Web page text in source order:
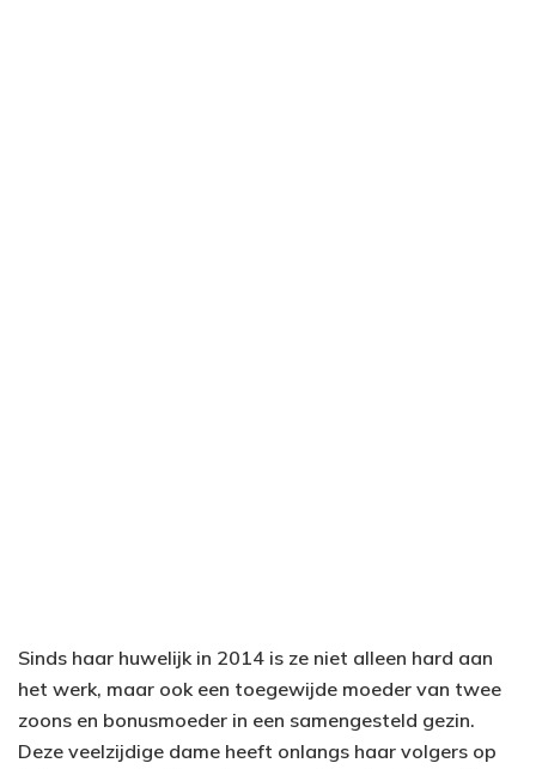
Sinds haar huwelijk in 2014 is ze niet alleen hard aan
het werk, maar ook een toegewijde moeder van twee
zoons en bonusmoeder in een samengesteld gezin.
Deze veelzijdige dame heeft onlangs haar volgers op